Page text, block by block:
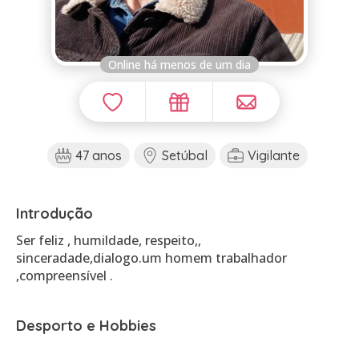
Online há menos de um dia
47 anos Setúbal Vigilante
Introdução
Ser feliz , humildade, respeito,,
sinceradade,dialogo.um homem trabalhador
,compreensível .
Desporto e Hobbies